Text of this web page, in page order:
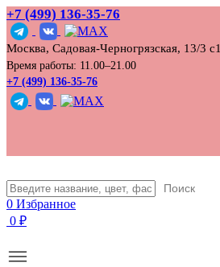
+7 (499) 136‑35‑76
Москва, Садовая-Черногрязская, 13/3 с1
Время работы: 11.00–21.00
+7 (499) 136-35-76
Поиск
0 Избранное
0 ₽